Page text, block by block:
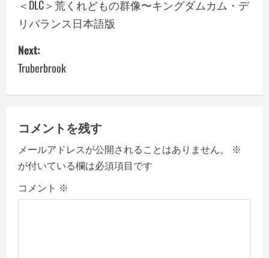
o
s
t
n
v
i
g
a
＜DLC＞荒くれどもの群像〜キングダムカム・デ
リバランス日本語版
Next:
Truberbrook
コメントを残す
メールアドレスが公開されることはありません。
※
が付いている欄は必須項目です
コメント ※